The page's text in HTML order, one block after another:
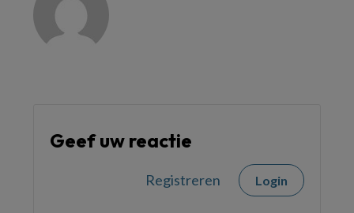
Geef uw reactie
Registreren Login